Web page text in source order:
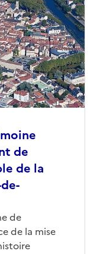
de
de la
de
de la mise